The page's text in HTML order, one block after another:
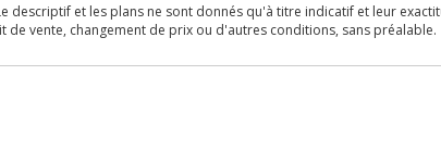
et les plans ne sont donnés qu'à titre indicatif et leur
vente, changement de prix ou d'autres conditions, sans préalable.